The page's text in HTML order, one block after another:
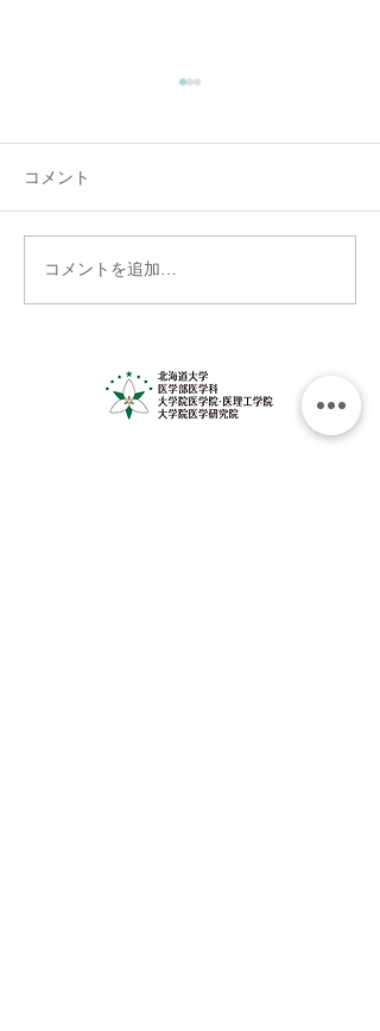
6月10日（水）歓送迎会を
行いました！
コメント
コメントを追加…